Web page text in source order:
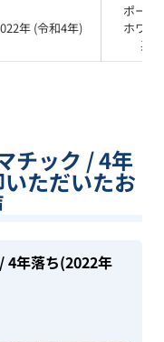
年 (令和4年)
ポーラ
ホワイ
系
チック / 4年
ただいたお
/ 4年落ち(2022年